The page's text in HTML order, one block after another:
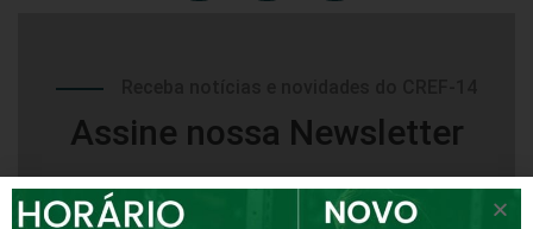
Assine nossa Newsletter